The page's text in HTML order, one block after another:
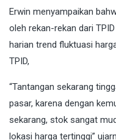
Erwin menyampaikan
oleh rekan-rekan dari
harian trend fluktuasi
TPID,
“Tantangan sekarang
pasar, karena dengan
sekarang, stok sangat
lokasi harga tertinggi”